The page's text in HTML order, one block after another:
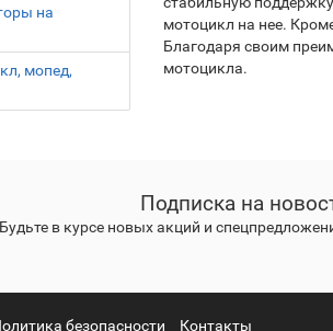
на
мопед,
мотоцикл на нее.
Благодаря своим
мотоцикла.
Подписка на
Будьте в курсе новых акций и
безопасности Контакты